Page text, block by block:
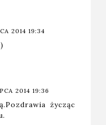
2014 19:34
2014 19:36
życząc